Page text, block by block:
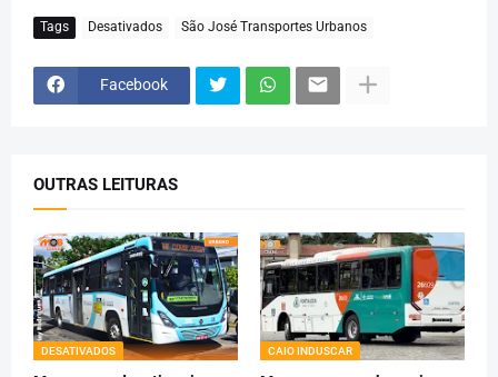
Tags Desativados São José Transportes Urbanos
Facebook
OUTRAS LEITURAS
DESATIVADOS CAIO INDUSCAR